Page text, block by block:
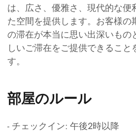
は、広さ、優雅さ、現代的な便
た空間を提供します。お客様の
の滞在が本当に思い出深いもの
しいご滞在をご提供できること
す。
部屋のルール
- チェックイン: 午後2時以降